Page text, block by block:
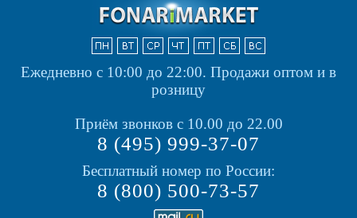
Ежедневно с 10:00 до 22:00. Продажи оптом и в
розницу
Приём звонков с 10.00 до 22.00
8 (495) 999-37-07
Бесплатный номер по России:
8 (800) 500-73-57